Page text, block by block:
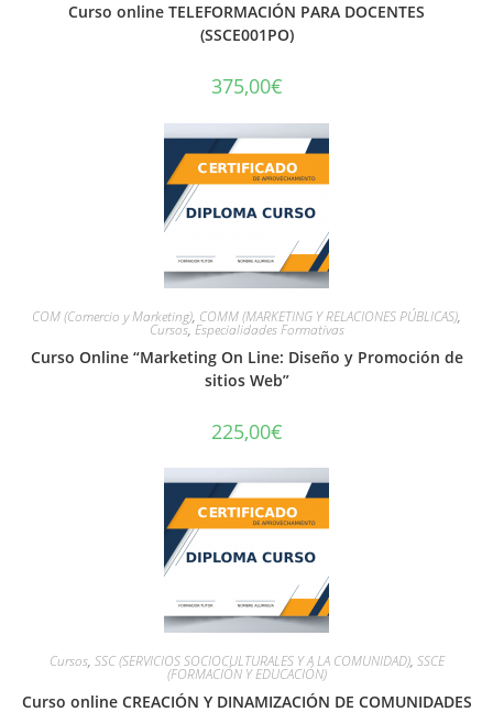
Curso online TELEFORMACIÓN PARA DOCENTES
(SSCE001PO)
375,00€
COM (Comercio y Marketing), COMM (MARKETING Y RELACIONES PÚBLICAS),
Cursos,Especialidades Formativas
Curso Online “Marketing On Line: Diseño y Promoción de
sitios Web”
225,00€
Cursos, SSC (SERVICIOS SOCIOCULTURALES Y A LA COMUNIDAD), SSCE
(FORMACIÓN Y EDUCACIÓN)
Curso online CREACIÓN Y DINAMIZACIÓN DE COMUNIDADES